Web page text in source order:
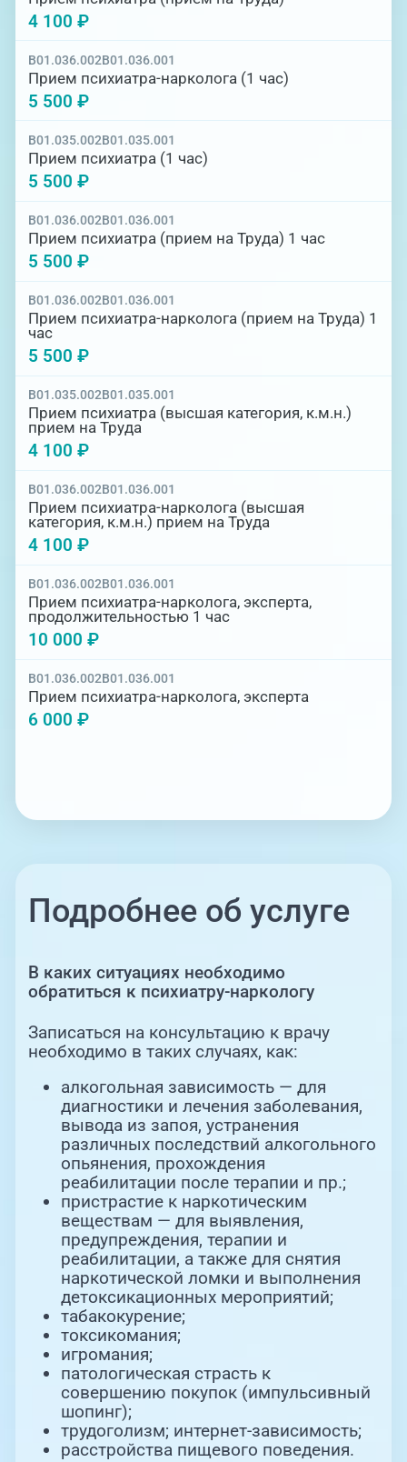
4 100 ₽
B01.036.002B01.036.001
Прием психиатра-нарколога (1 час)
5 500 ₽
B01.035.002B01.035.001
Прием психиатра (1 час)
5 500 ₽
B01.036.002B01.036.001
Прием психиатра (прием на Труда) 1 час
5 500 ₽
B01.036.002B01.036.001
Прием психиатра-нарколога (прием на Труда) 1
час
5 500 ₽
B01.035.002B01.035.001
Прием психиатра (высшая категория, к.м.н.)
прием на Труда
4 100 ₽
B01.036.002B01.036.001
Прием психиатра-нарколога (высшая
категория, к.м.н.) прием на Труда
4 100 ₽
B01.036.002B01.036.001
Прием психиатра-нарколога, эксперта,
продолжительностью 1 час
10 000 ₽
B01.036.002B01.036.001
Прием психиатра-нарколога, эксперта
6 000 ₽
Подробнее об услуге
В каких ситуациях необходимо
обратиться к психиатру-наркологу
Записаться на консультацию к врачу
необходимо в таких случаях, как:
алкогольная зависимость — для
диагностики и лечения заболевания,
вывода из запоя, устранения
различных последствий алкогольного
опьянения, прохождения
реабилитации после терапии и пр.;
пристрастие к наркотическим
веществам — для выявления,
предупреждения, терапии и
реабилитации, а также для снятия
наркотической ломки и выполнения
детоксикационных мероприятий;
табакокурение;
токсикомания;
игромания;
патологическая страсть к
совершению покупок (импульсивный
шопинг);
трудоголизм; интернет-зависимость;
расстройства пищевого поведения.